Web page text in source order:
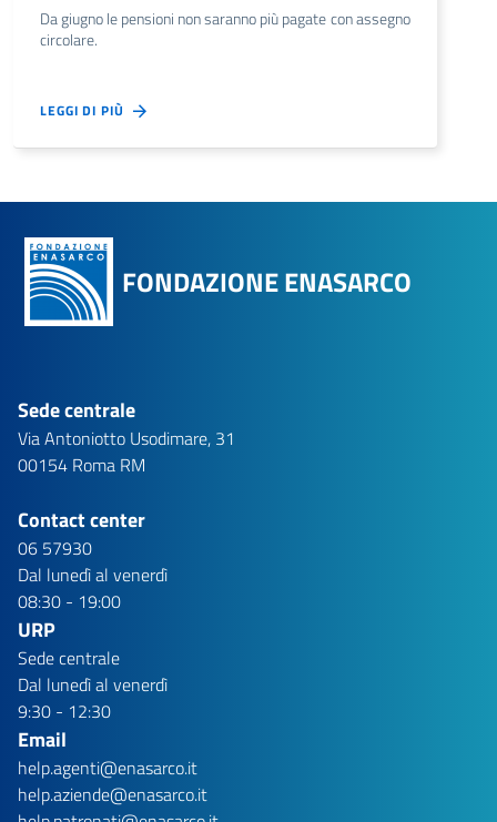
Da giugno le pensioni non saranno più pagate con assegno
circolare.
LEGGI DI PIÙ
FONDAZIONE ENASARCO
Sede centrale
Via Antoniotto Usodimare, 31
00154 Roma RM
Contact center
06 57930
Dal lunedì al venerdì
08:30 - 19:00
URP
Sede centrale
Dal lunedì al venerdì
9:30 - 12:30
Email
help.agenti@enasarco.it
help.aziende@enasarco.it